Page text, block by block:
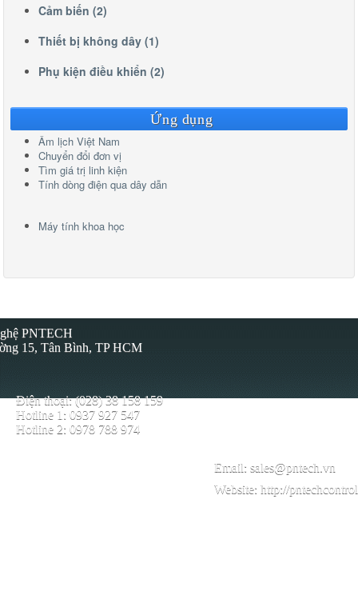
Cảm biến (2)
Thiết bị không dây (1)
Phụ kiện điều khiển (2)
Ứng dụng
Âm lịch Việt Nam
Chuyển đổi đơn vị
Tìm giá trị linh kiện
Tính dòng điện qua dây dẫn
Máy tính khoa học
PNTECH
15, Tân Bình, TP HCM
Điện thoại: (028) 38 158 159
Hotline 1: 0937 927 547
Hotline 2: 0978 788 974
Email: sales@pntech.vn
Website: http://